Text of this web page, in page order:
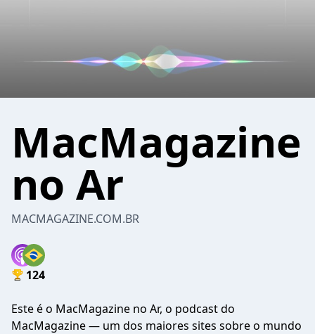
MacMagazine
no Ar
MACMAGAZINE.COM.BR
124
Este é o MacMagazine no Ar, o podcast do
MacMagazine — um dos maiores sites sobre o mundo